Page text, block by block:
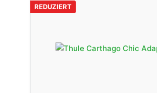
REDUZIERT